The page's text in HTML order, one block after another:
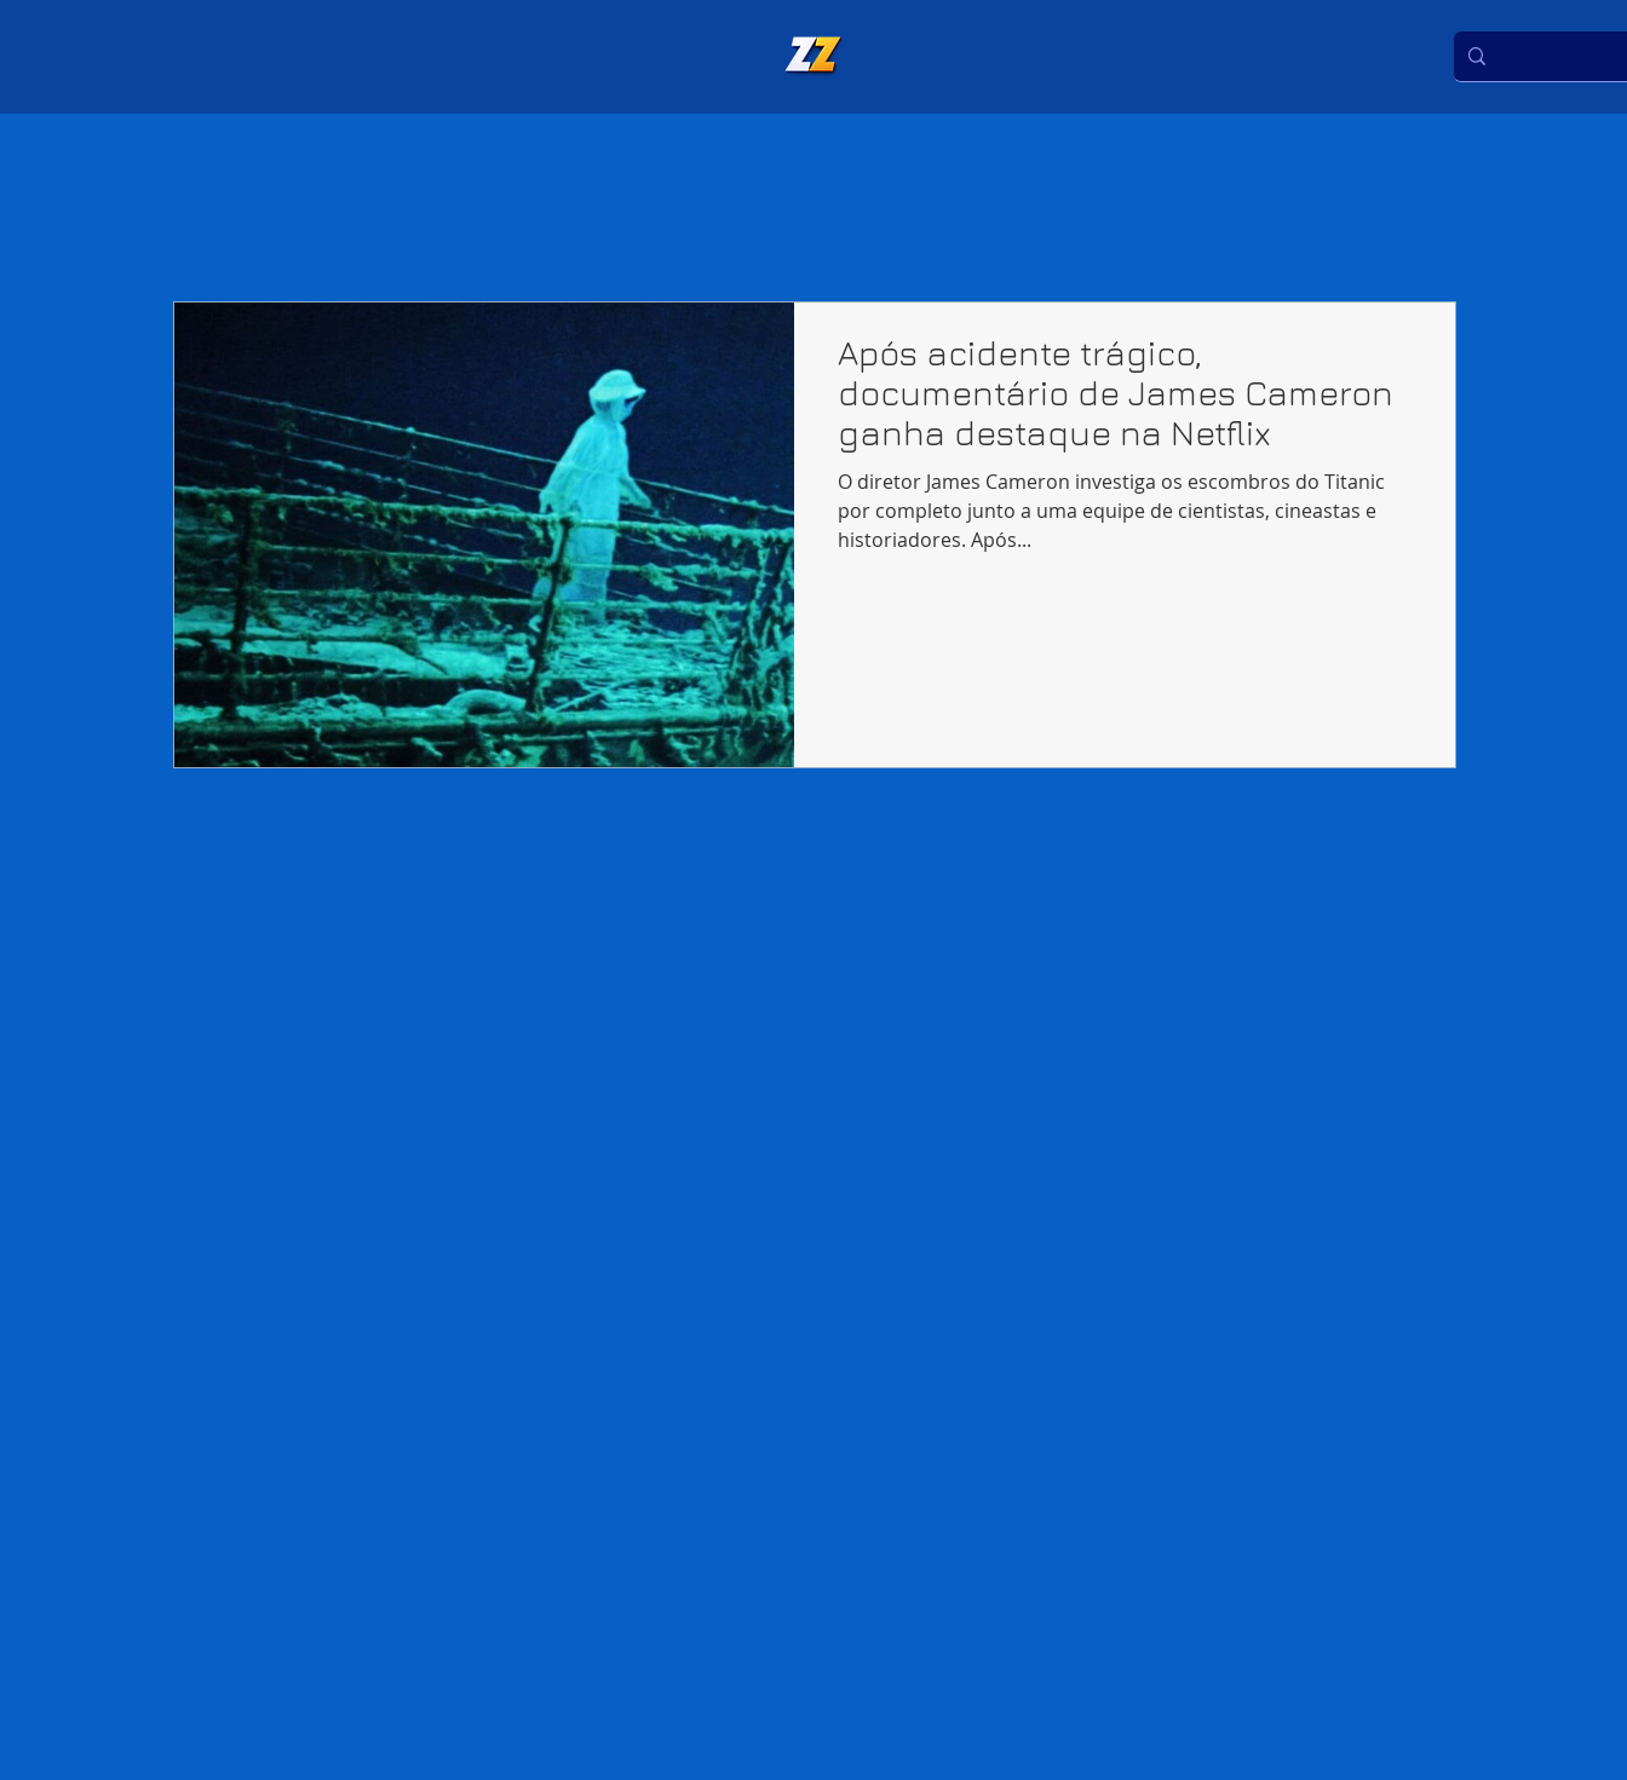
Após acidente trágico,
documentário de James Cameron
ganha destaque na Netflix
O diretor James Cameron investiga os escombros do Titanic
por completo junto a uma equipe de cientistas, cineastas e
historiadores. Após...